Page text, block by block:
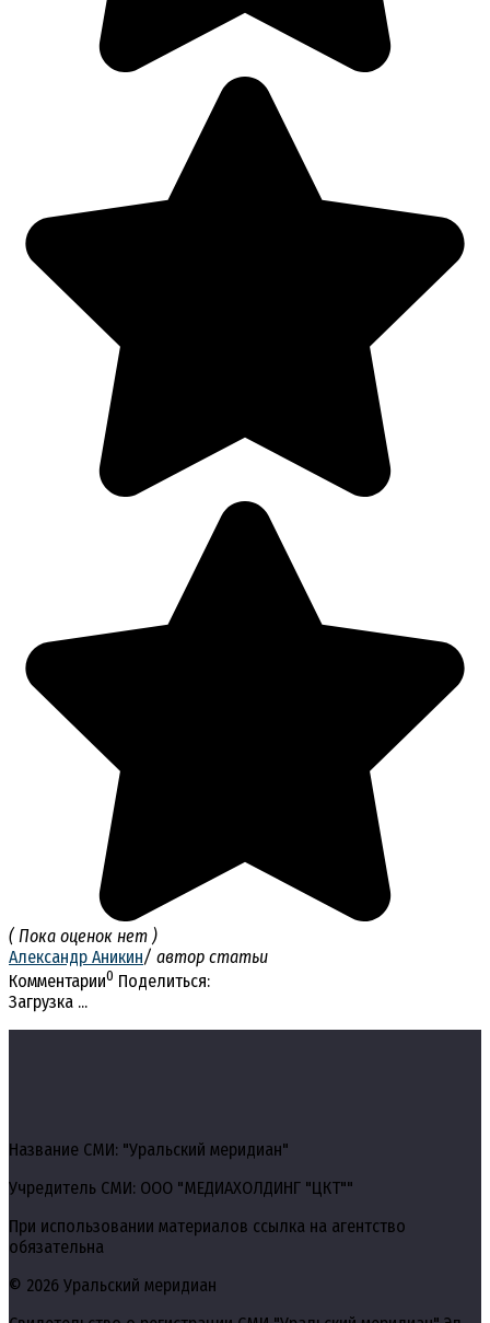
( Пока оценок нет )
Александр Аникин/ автор статьи
Комментарии0 Поделиться:
Загрузка ...
Название СМИ: "Уральский меридиан"
Учредитель СМИ: ООО "МЕДИАХОЛДИНГ "ЦКТ""
При использовании материалов ссылка на агентство
обязательна
© 2026 Уральский меридиан